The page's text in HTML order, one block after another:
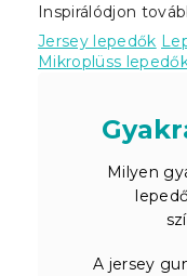
Inspirálódjon
Jersey lepedők
Mikroplüss
Milyen
A jersey